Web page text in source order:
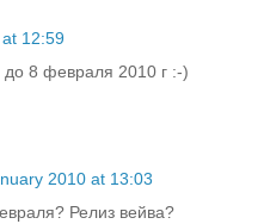
12:59
8 февраля 2010 г :-)
2010 at 13:03
Релиз вейва?